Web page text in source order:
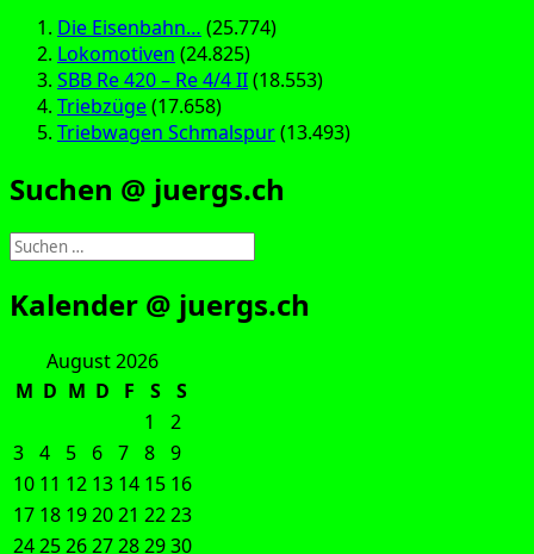
Die Eisenbahn… (25.774)
Lokomotiven (24.825)
SBB Re 420 – Re 4/4 II(18.553)
Triebzüge(17.658)
Triebwagen Schmalspur(13.493)
Suchen @ juergs.ch
Suchen
nach:
Kalender @ juergs.ch
August 2026
M D M D F S
S
1
2
3 4 5 6 7 8 9
10 11 12 13 14 15 16
17 18 192021 2223
24252627282930